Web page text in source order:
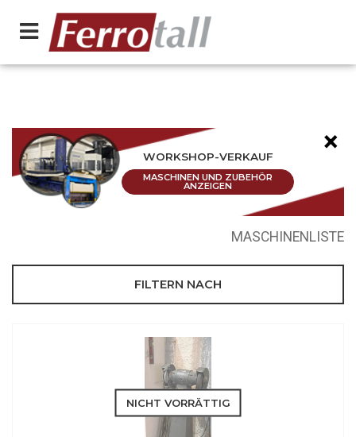
×
WORKSHOP-VERKAUF
MASCHINEN UND ZUBEHÖR
ANZEIGEN
MASCHINENLISTE
NICHT VORRÄTTIG
FILTERN NACH